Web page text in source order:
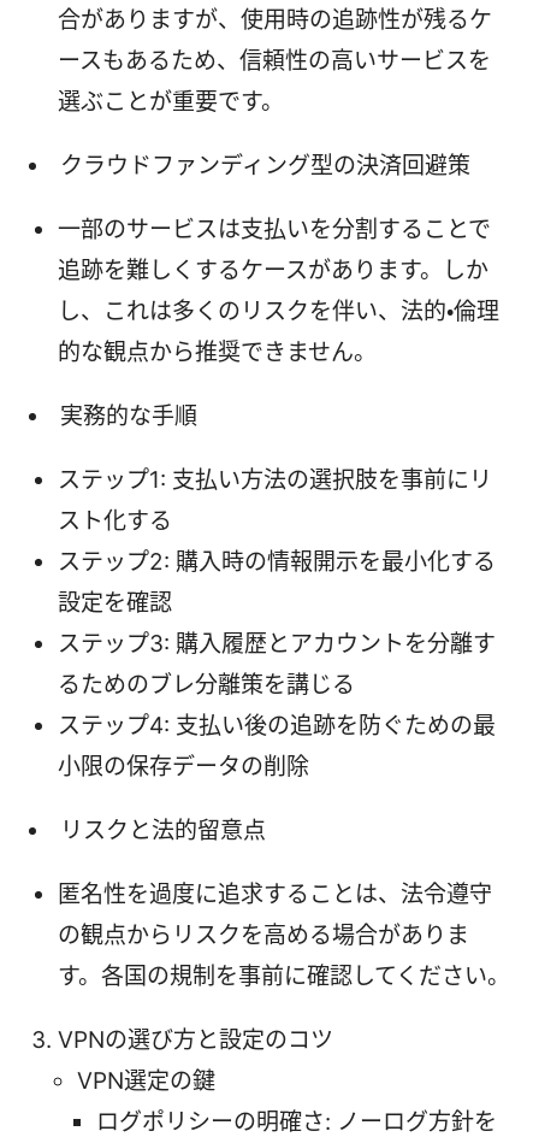
合がありますが、使用時の追跡性が残るケ
ースもあるため、信頼性の高いサービスを
選ぶことが重要です。
クラウドファンディング型の決済回避策
一部のサービスは支払いを分割することで
追跡を難しくするケースがあります。しか
し、これは多くのリスクを伴い、法的・倫理
的な観点から推奨できません。
実務的な手順
ステップ1: 支払い方法の選択肢を事前にリ
スト化する
ステップ2: 購入時の情報開示を最小化する
設定を確認
ステップ3: 購入履歴とアカウントを分離す
るためのブレ分離策を講じる
ステップ4: 支払い後の追跡を防ぐための最
小限の保存データの削除
リスクと法的留意点
匿名性を過度に追求することは、法令遵守
の観点からリスクを高める場合がありま
す。各国の規制を事前に確認してください。
VPNの選び方と設定のコツ
VPN選定の鍵
ログポリシーの明確さ: ノーログ方針を